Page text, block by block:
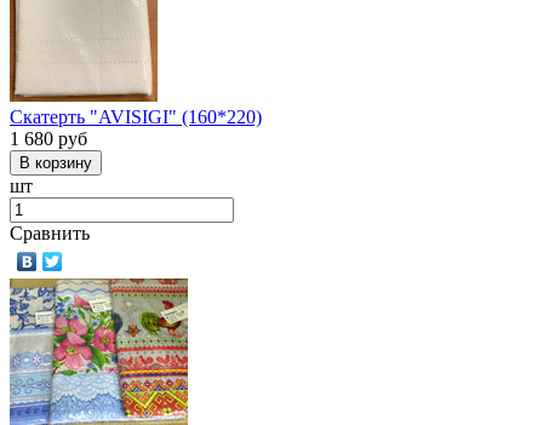
Скатерть "AVISIGI" (160*220)
1 680 руб
шт
Сравнить